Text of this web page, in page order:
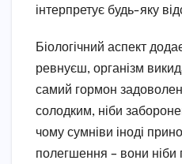
інтерпретує будь-яку
Біологічний аспект
ревнуєш, організм
самий гормон
солодким, ніби
чому сумніви іноді
полегшення – вони ніби